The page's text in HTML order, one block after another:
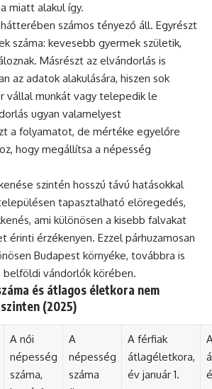
miatt alakul így.
számos tényező áll. Egyrészt
száma: kevesebb gyermek születik,
Másrészt az elvándorlás is
az adatok alakulására, hiszen sok
vállal munkát vagy telepedik le
ugyan valamelyest
a folyamatot, de mértéke egyelőre
hogy megállítsa a népesség
szintén hosszú távú hatásokkal
tapasztalható elöregedés,
ami különösen a kisebb falvakat
érinti érzékenyen. Ezzel párhuzamosan
Budapest környéke, továbbra is
vándorlók körében.
és átlagos életkora nem
(2025)
A női
népesség
száma,
A
népesség
száma
A férfiak
átlagéletkora,
év január 1.